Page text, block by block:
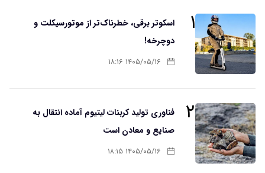
۱
اسکوتر برقی، خطرناک‌تر از موتورسیکلت و
دوچرخه!
۱۴۰۵/۰۵/۱۶ ۱۸:۱۶
۲
فناوری تولید کربنات لیتیوم آماده انتقال به
صنایع و معادن است
۱۴۰۵/۰۵/۱۶ ۱۸:۱۵